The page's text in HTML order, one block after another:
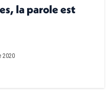
la parole est
2020